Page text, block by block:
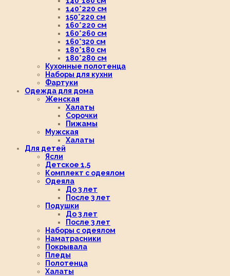
140*220 см
150*220 см
160*220 см
160*260 см
160*320 см
180*180 см
180*280 см
Кухонные полотенца
Наборы для кухни
Фартуки
Одежда для дома
Женская
Халаты
Сорочки
Пижамы
Мужская
Халаты
Для детей
Ясли
Детское 1,5
Комплект с одеялом
Одеяла
До 3 лет
После 3 лет
Подушки
До 3 лет
После 3 лет
Наборы с одеялом
Наматрасники
Покрывала
Пледы
Полотенца
Халаты